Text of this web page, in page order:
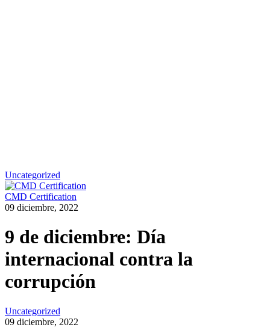
Uncategorized
CMD Certification
09 diciembre, 2022
9 de diciembre: Día
internacional contra la
corrupción
Uncategorized
09 diciembre, 2022